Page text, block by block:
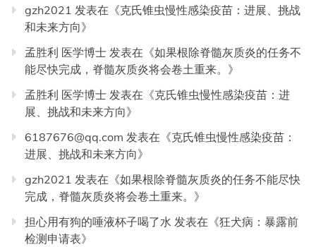
gzh2021 发表在《克氏锥虫慢性感染疫苗：进展、挑战
和未来方向》
孟胜利 医学博士 发表在《如果根除脊髓灰质炎的任务不
能尽快完成，脊髓灰质炎将会卷土重来。 》
孟胜利 医学博士 发表在《克氏锥虫慢性感染疫苗：进
展、挑战和未来方向》
6187676@qq.com 发表在《克氏锥虫慢性感染疫苗：
进展、挑战和未来方向》
gzh2021 发表在《如果根除脊髓灰质炎的任务不能尽快
完成，脊髓灰质炎将会卷土重来。 》
担心用有狗的唾液杯子喝了水 发表在《狂犬病：暴露前
检测申请表》